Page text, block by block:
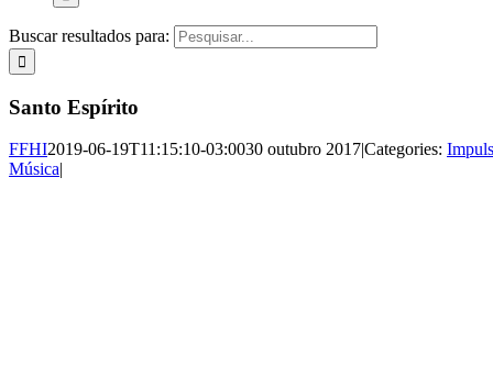
Buscar resultados para:
Santo Espírito
FFHI2019-06-19T11:15:10-03:0030 outubro 2017|Categories:
Música|